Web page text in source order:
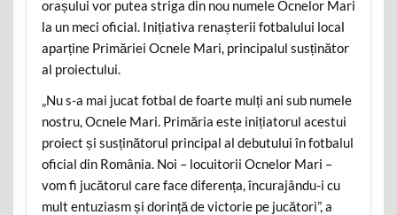
orașului vor putea striga din nou numele Ocnelor Mari
la un meci oficial. Inițiativa renașterii fotbalului local
aparține Primăriei Ocnele Mari, principalul susținător
al proiectului.
„Nu s-a mai jucat fotbal de foarte mulți ani sub numele
nostru, Ocnele Mari. Primăria este inițiatorul acestui
proiect și susținătorul principal al debutului în fotbalul
oficial din România. Noi – locuitorii Ocnelor Mari –
vom fi jucătorul care face diferența, încurajându-i cu
mult entuziasm și dorință de victorie pe jucători”, a